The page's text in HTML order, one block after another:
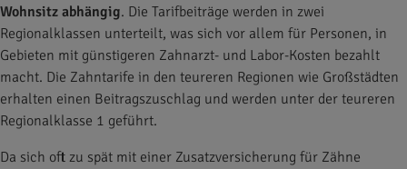
Wohnsitz abhängig. Die Tarifbeiträge werden in zwei
Regionalklassen unterteilt, was sich vor allem für Personen, in
Gebieten mit günstigeren Zahnarzt- und Labor-Kosten bezahlt
macht. Die Zahntarife in den teureren Regionen wie Großstädten
erhalten einen Beitragszuschlag und werden unter der teureren
Regionalklasse 1 geführt.
Da sich oft zu spät mit einer Zusatzversicherung für Zähne